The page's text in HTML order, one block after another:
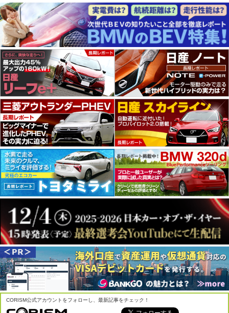
CORISM公式アカウントをフォローし、最新記事をチェック！